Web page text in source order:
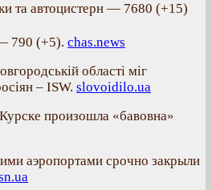
та автоцистерн — 7680 (+15)
790 (+5). chas.news
області міг
– ISW. slovoidilo.ua
произошла «бавовна»
аэропортами срочно закрыли